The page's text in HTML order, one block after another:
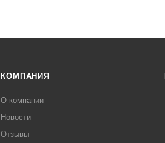
КОМПАНИЯ
О компании
Новости
Отзывы